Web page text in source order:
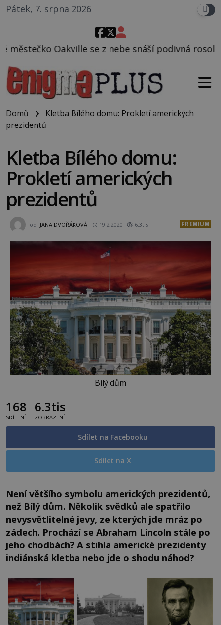
Pátek, 7. srpna 2026
z nebe snáší podivná rosolovitá látka neznámého
Domů
Kletba Bílého domu: Prokletí amerických
prezidentů
Kletba Bílého domu:
Prokletí amerických
prezidentů
od JANA DVOŘÁKOVÁ 19.2.2020 6.3tis PREMIUM
Bílý dům
168
SDÍLENÍ
6.3tis
ZOBRAZENÍ
Sdílet na Facebooku
Sdílet na X
Není většího symbolu amerických prezidentů,
než Bílý dům. Několik svědků ale spatřilo
nevysvětlitelné jevy, ze kterých jde mráz po
zádech. Prochází se Abraham Lincoln stále po
jeho chodbách? A stihla americké prezidenty
indiánská kletba nebo jde o shodu náhod?